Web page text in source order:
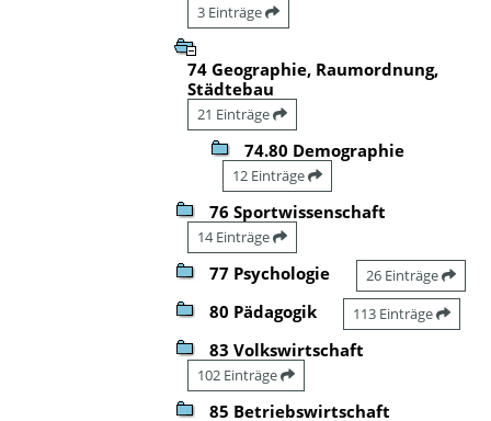
3 Einträge
74 Geographie, Raumordnung,
Städtebau
21 Einträge
74.80 Demographie
12 Einträge
76 Sportwissenschaft
14 Einträge
77 Psychologie 26 Einträge
80 Pädagogik 113 Einträge
83 Volkswirtschaft
102 Einträge
85 Betriebswirtschaft